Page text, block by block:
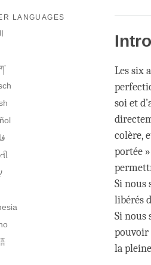
LANGUAGES
Les six
soi et
colère,
portée
Si nous
libérés
Si nous
pouvoir
la